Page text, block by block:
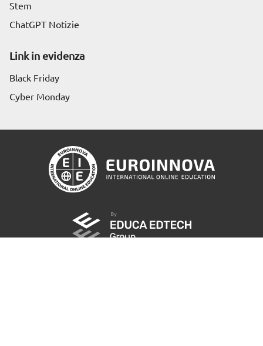
Richiedi informazioni
Stem
ChatGPT Notizie
Link in evidenza
Black Friday
Cyber Monday